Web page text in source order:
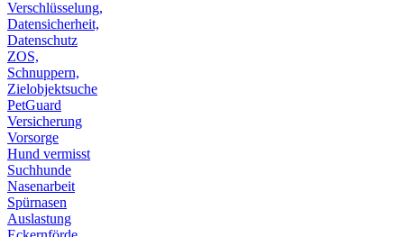
Verschlüsselung,
Datensicherheit,
Datenschutz
ZOS,
Schnuppern,
Zielobjektsuche
PetGuard
Versicherung
Vorsorge
Hund vermisst
Suchhunde
Nasenarbeit
Spürnasen
Auslastung